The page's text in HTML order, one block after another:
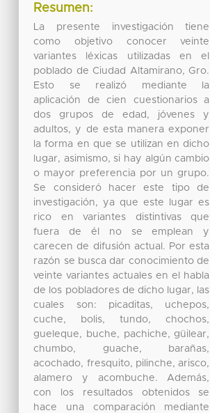
Resumen:
La presente investigación tiene
como objetivo conocer veinte
variantes léxicas utilizadas en el
poblado de Ciudad Altamirano, Gro.
Esto se realizó mediante la
aplicación de cien cuestionarios a
dos grupos de edad, jóvenes y
adultos, y de esta manera exponer
la forma en que se utilizan en dicho
lugar, asimismo, si hay algún cambio
o mayor preferencia por un grupo.
Se consideró hacer este tipo de
investigación, ya que este lugar es
rico en variantes distintivas que
fuera de él no se emplean y
carecen de difusión actual. Por esta
razón se busca dar conocimiento de
veinte variantes actuales en el habla
de los pobladores de dicho lugar, las
cuales son: picaditas, uchepos,
cuche, bolis, tundo, chochos,
gueleque, buche, pachiche, güilear,
chumbo, guache, barañas,
acochado, fresquito, pilinche, arisco,
alamero y acombuche. Además,
con los resultados obtenidos se
hace una comparación mediante